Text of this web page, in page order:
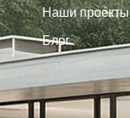
Наши проекты
Блог